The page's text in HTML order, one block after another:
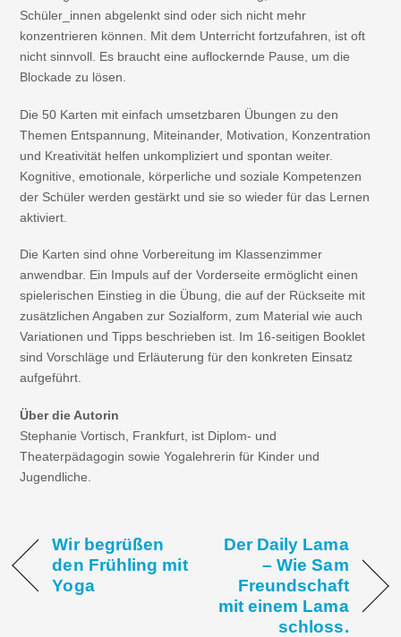
Schüler_innen abgelenkt sind oder sich nicht mehr
konzentrieren können. Mit dem Unterricht fortzufahren, ist oft
nicht sinnvoll. Es braucht eine auflockernde Pause, um die
Blockade zu lösen.
Die 50 Karten mit einfach umsetzbaren Übungen zu den
Themen Entspannung, Miteinander, Motivation, Konzentration
und Kreativität helfen unkompliziert und spontan weiter.
Kognitive, emotionale, körperliche und soziale Kompetenzen
der Schüler werden gestärkt und sie so wieder für das Lernen
aktiviert.
Die Karten sind ohne Vorbereitung im Klassenzimmer
anwendbar. Ein Impuls auf der Vorderseite ermöglicht einen
spielerischen Einstieg in die Übung, die auf der Rückseite mit
zusätzlichen Angaben zur Sozialform, zum Material wie auch
Variationen und Tipps beschrieben ist. Im 16-seitigen Booklet
sind Vorschläge und Erläuterung für den konkreten Einsatz
aufgeführt.
Über die Autorin
Stephanie Vortisch, Frankfurt, ist Diplom- und
Theaterpädagogin sowie Yogalehrerin für Kinder und
Jugendliche.
Wir begrüßen
den Frühling mit
Yoga
Der Daily Lama
– Wie Sam
Freundschaft
mit einem Lama
schloss.